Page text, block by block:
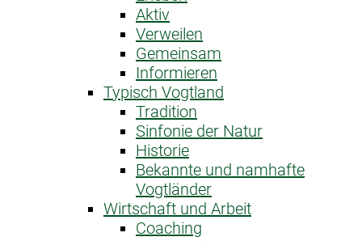
Aktiv
Verweilen
Gemeinsam
Informieren
Typisch Vogtland
Tradition
Sinfonie der Natur
Historie
Bekannte und namhafte
Vogtländer
Wirtschaft und Arbeit
Coaching